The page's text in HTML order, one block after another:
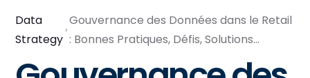
Data
Strategy
Gouvernance des Données dans le Retail
: Bonnes Pratiques, Défis, Solutions...